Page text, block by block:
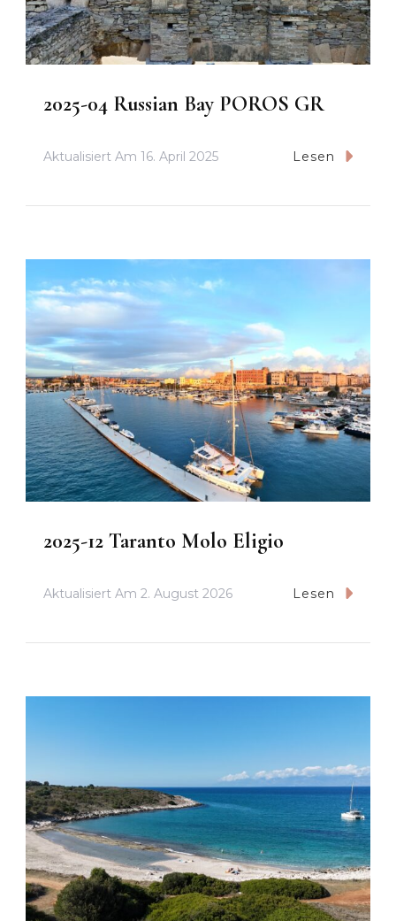
2025-04 Russian Bay POROS GR
Aktualisiert Am 16. April 2025 Lesen
2025-12 Taranto Molo Eligio
Aktualisiert Am 2. August 2026 Lesen